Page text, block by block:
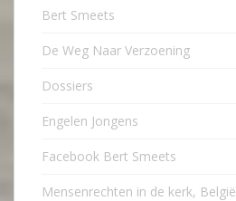
Bert Smeets
De Weg Naar Verzoening
Dossiers
Engelen Jongens
Facebook Bert Smeets
Mensenrechten in de kerk, België